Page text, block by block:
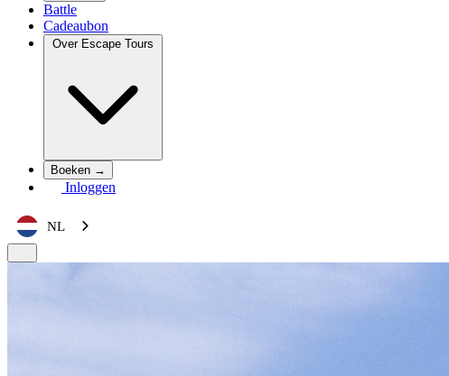
Battle
Cadeaubon
Over Escape Tours
Boeken →
Inloggen
NL